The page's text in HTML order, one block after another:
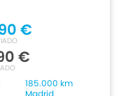
€
€
185.000 km
Madrid